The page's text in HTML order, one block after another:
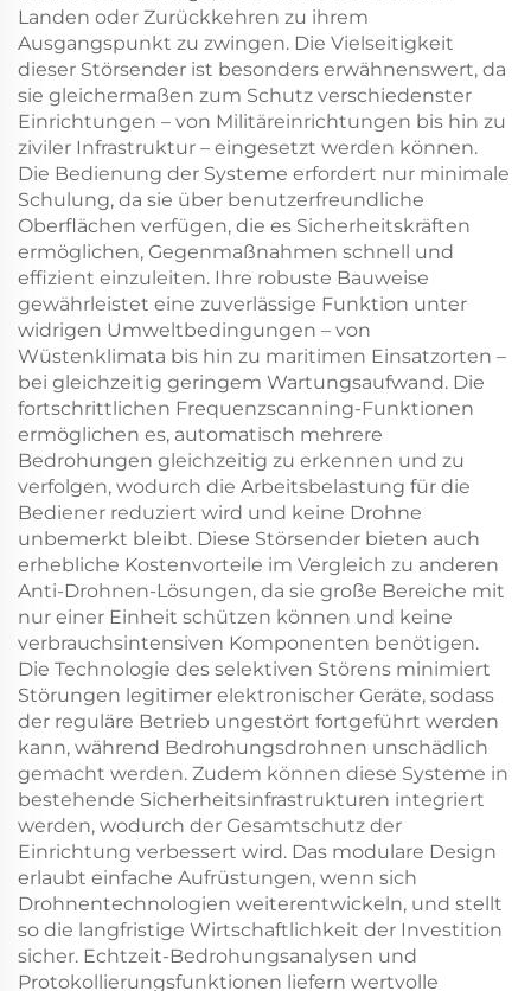
Landen oder Zurückkehren zu ihrem
Ausgangspunkt zu zwingen. Die Vielseitigkeit
dieser Störsender ist besonders erwähnenswert, da
sie gleichermaßen zum Schutz verschiedenster
Einrichtungen – von Militäreinrichtungen bis hin zu
ziviler Infrastruktur – eingesetzt werden können.
Die Bedienung der Systeme erfordert nur minimale
Schulung, da sie über benutzerfreundliche
Oberflächen verfügen, die es Sicherheitskräften
ermöglichen, Gegenmaßnahmen schnell und
effizient einzuleiten. Ihre robuste Bauweise
gewährleistet eine zuverlässige Funktion unter
widrigen Umweltbedingungen – von
Wüstenklimata bis hin zu maritimen Einsatzorten –
bei gleichzeitig geringem Wartungsaufwand. Die
fortschrittlichen Frequenzscanning-Funktionen
ermöglichen es, automatisch mehrere
Bedrohungen gleichzeitig zu erkennen und zu
verfolgen, wodurch die Arbeitsbelastung für die
Bediener reduziert wird und keine Drohne
unbemerkt bleibt. Diese Störsender bieten auch
erhebliche Kostenvorteile im Vergleich zu anderen
Anti-Drohnen-Lösungen, da sie große Bereiche mit
nur einer Einheit schützen können und keine
verbrauchsintensiven Komponenten benötigen.
Die Technologie des selektiven Störens minimiert
Störungen legitimer elektronischer Geräte, sodass
der reguläre Betrieb ungestört fortgeführt werden
kann, während Bedrohungsdrohnen unschädlich
gemacht werden. Zudem können diese Systeme in
bestehende Sicherheitsinfrastrukturen integriert
werden, wodurch der Gesamtschutz der
Einrichtung verbessert wird. Das modulare Design
erlaubt einfache Aufrüstungen, wenn sich
Drohnentechnologien weiterentwickeln, und stellt
so die langfristige Wirtschaftlichkeit der Investition
sicher. Echtzeit-Bedrohungsanalysen und
Protokollierungsfunktionen liefern wertvolle